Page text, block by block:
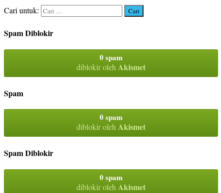
Cari untuk:
Spam Diblokir
0 spam
diblokir oleh Akismet
Spam
0 spam
diblokir olehAkismet
Spam Diblokir
0 spam
diblokir oleh Akismet